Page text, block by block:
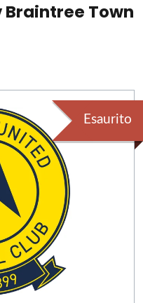
Braintree Town
Esaurito